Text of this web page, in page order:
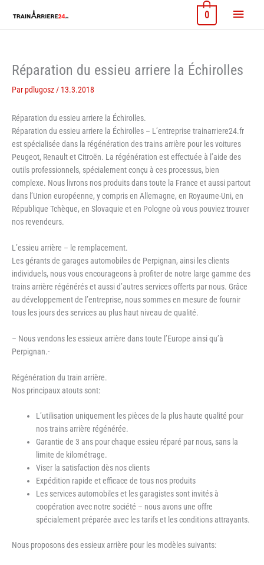
contenu
Menu
0
Réparation du essieu arriere la Échirolles
Par pdlugosz / 13.3.2018
Réparation du essieu arriere la Échirolles.
Réparation du essieu arriere la Échirolles – L’entreprise trainarriere24.fr
est spécialisée dans la régénération des trains arrière pour les voitures
Peugeot, Renault et Citroën. La régénération est effectuée à l’aide des
outils professionnels, spécialement conçu à ces processus, bien
complexe. Nous livrons nos produits dans toute la France et aussi partout
dans l’Union européenne, y compris en Allemagne, en Royaume-Uni, en
République Tchèque, en Slovaquie et en Pologne où vous pouviez trouver
nos revendeurs.
L’essieu arrière – le remplacement.
Les gérants de garages automobiles de Perpignan, ainsi les clients
individuels, nous vous encourageons à profiter de notre large gamme des
trains arrière régénérés et aussi d’autres services offerts par nous. Grâce
au développement de l’entreprise, nous sommes en mesure de fournir
tous les jours des services au plus haut niveau de qualité.
– Nous vendons les essieux arrière dans toute l’Europe ainsi qu’à
Perpignan.-
Régénération du train arrière.
Nos principaux atouts sont:
L’utilisation uniquement les pièces de la plus haute qualité pour
nos trains arrière régénérée.
Garantie de 3 ans pour chaque essieu réparé par nous, sans la
limite de kilométrage.
Viser la satisfaction dès nos clients
Expédition rapide et efficace de tous nos produits
Les services automobiles et les garagistes sont invités à
coopération avec notre société – nous avons une offre
spécialement préparée avec les tarifs et les conditions attrayants.
Nous proposons des essieux arrière pour les modèles suivants: